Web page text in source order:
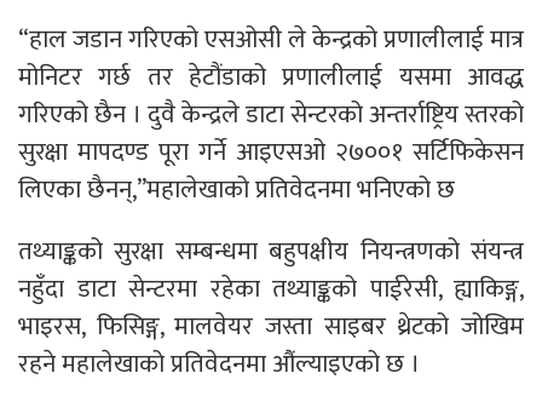
“हाल जडान गरिएको एसओसी ले केन्द्रको प्रणालीलाई मात्र
मोनिटर गर्छ तर हेटौंडाको प्रणालीलाई यसमा आवद्ध
गरिएको छैन । दुवै केन्द्रले डाटा सेन्टरको अन्तर्राष्ट्रिय स्तरको
सुरक्षा मापदण्ड पूरा गर्ने आइएसओ २७००१ सर्टिफिकेसन
लिएका छैनन्,”महालेखाको प्रतिवेदनमा भनिएको छ
तथ्याङ्कको सुरक्षा सम्बन्धमा बहुपक्षीय नियन्त्रणको संयन्त्र
नहुँदा डाटा सेन्टरमा रहेका तथ्याङ्कको पाईरेसी, ह्याकिङ्ग,
भाइरस, फिसिङ्ग, मालवेयर जस्ता साइबर थ्रेटको जोखिम
रहने महालेखाको प्रतिवेदनमा औंल्याइएको छ ।